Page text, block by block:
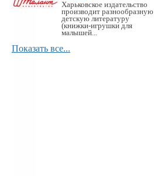
Харьковское издательство
производит разнообразную
детскую литературу
(книжки-игрушки для
малышей...
Показать все...